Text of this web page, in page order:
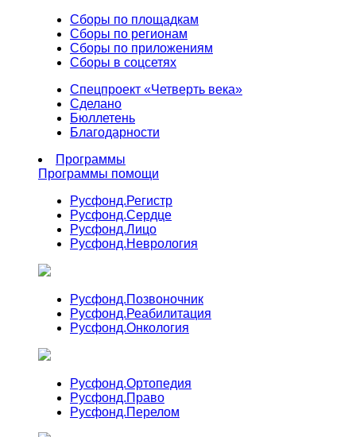
Сборы по площадкам
Сборы по регионам
Сборы по приложениям
Сборы в соцсетях
Спецпроект «Четверть века»
Сделано
Бюллетень
Благодарности
Программы
Программы помощи
Русфонд.Регистр
Русфонд.Сердце
Русфонд.Лицо
Русфонд.Неврология
Русфонд.Позвоночник
Русфонд.Реабилитация
Русфонд.Онкология
Русфонд.Ортопедия
Русфонд.Право
Русфонд.Перелом